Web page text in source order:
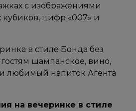
с изображениями
цифр «007» и
в стиле Бонда без
шампанское, вино,
любимый напиток Агента
на вечеринке в стиле